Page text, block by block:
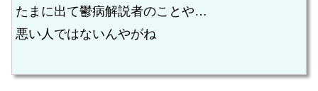
たまに出て鬱病解説者のことや…
悪い人ではないんやがね